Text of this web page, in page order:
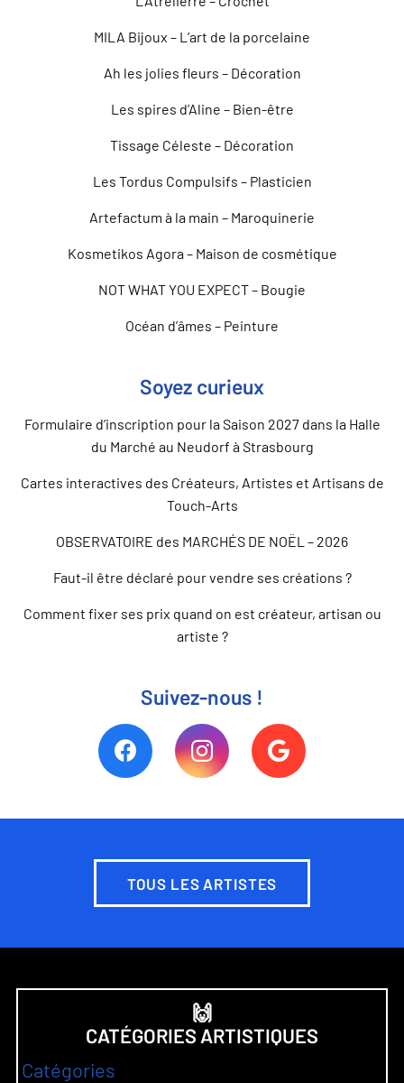
MILA Bijoux – L’art de la porcelaine
Ah les jolies fleurs – Décoration
Les spires d’Aline – Bien-être
Tissage Céleste – Décoration
Les Tordus Compulsifs – Plasticien
Artefactum à la main – Maroquinerie
Kosmetikos Agora – Maison de cosmétique
NOT WHAT YOU EXPECT – Bougie
Océan d’âmes – Peinture
Soyez curieux
Formulaire d’inscription pour la Saison 2027 dans la Halle
du Marché au Neudorf à Strasbourg
Cartes interactives des Créateurs, Artistes et Artisans de
Touch-Arts
OBSERVATOIRE des MARCHÉS DE NOËL – 2026
Faut-il être déclaré pour vendre ses créations ?
Comment fixer ses prix quand on est créateur, artisan ou
artiste ?
Suivez-nous !
TOUS LES ARTISTES
🙌
CATÉGORIES ARTISTIQUES
Catégories